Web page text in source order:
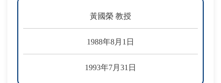
黃國榮 教授
1988年8月1日
1993年7月31日